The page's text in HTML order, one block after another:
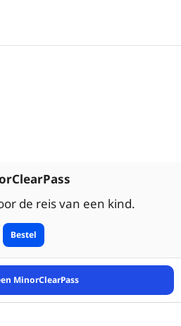
de reis van een kind.
Bestel
MinorClearPass